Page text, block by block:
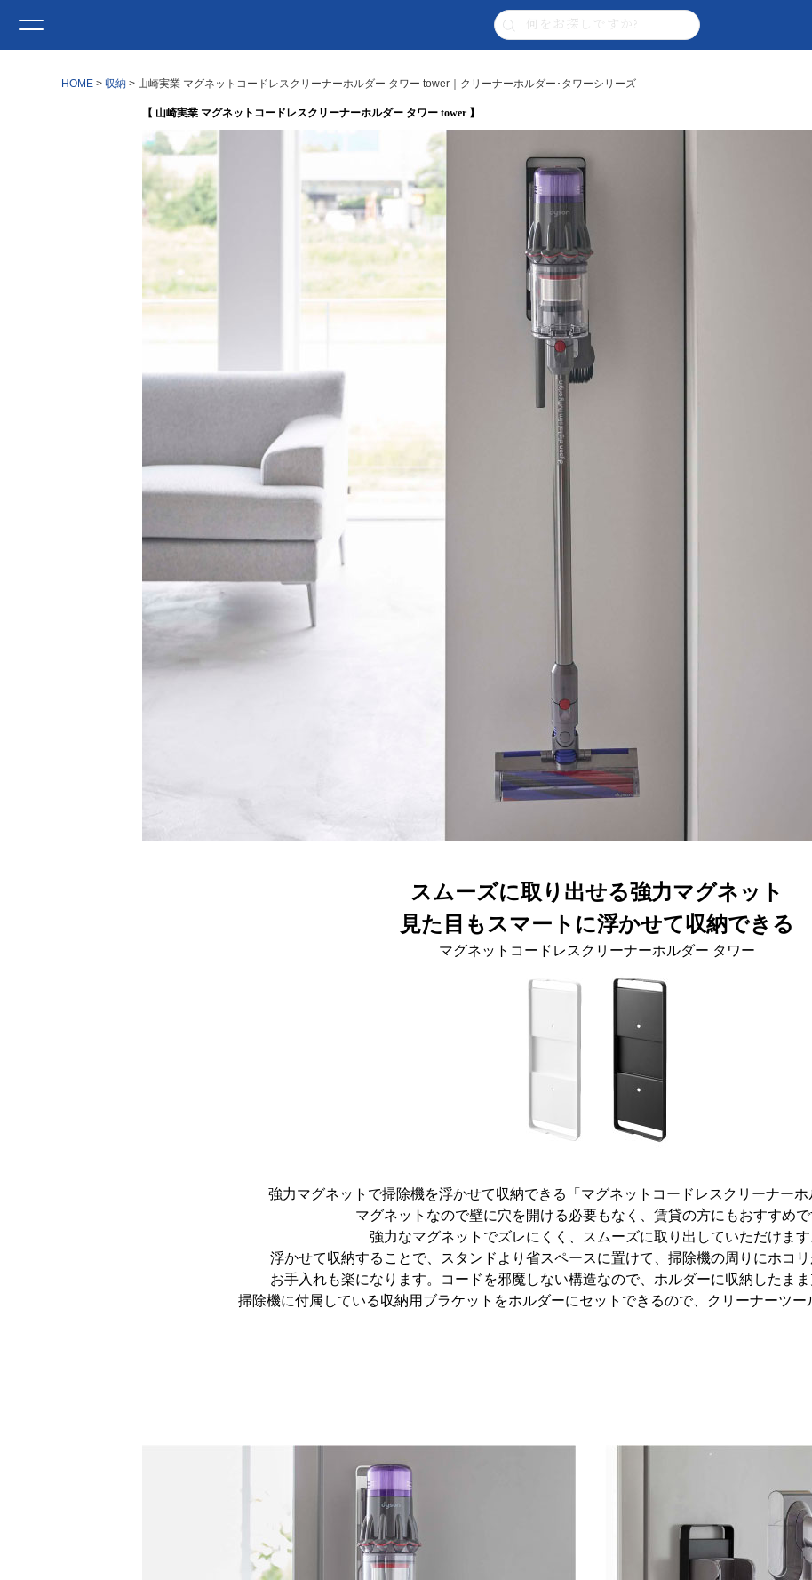
HOME 収納 山崎実業 マグネットコードレスクリーナーホルダー タワー tower｜クリーナーホルダー･タワーシリーズ
【 山崎実業 マグネットコードレスクリーナーホルダー タワー tower 】
スムーズに取り出せる強力マグネット
見た目もスマートに浮かせて収納できる
マグネットコードレスクリーナーホルダー タワー
強力マグネットで掃除機を浮かせて収納できる「マグネットコードレスクリーナーホ
マグネットなので壁に穴を開ける必要もなく、賃貸の方にもおすすめで
強力なマグネットでズレにくく、スムーズに取り出していただけます
浮かせて収納することで、スタンドより省スペースに置けて、掃除機の周りにホコリ
お手入れも楽になります。コードを邪魔しない構造なので、ホルダーに収納したまま
掃除機に付属している収納用ブラケットをホルダーにセットできるので、クリーナーツー